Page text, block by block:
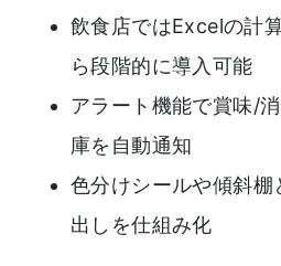
飲食店ではExcelの計
ら段階的に導入可能
アラート機能で賞味/
庫を自動通知
色分けシールや傾斜
出しを仕組み化